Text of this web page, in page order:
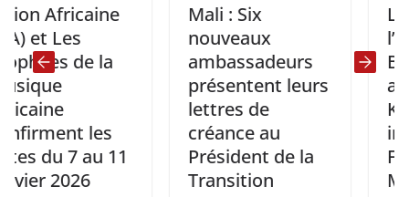
Les
de la
les
7 au 11
Mali : Six
nouveaux
ambassadeurs
présentent leurs
lettres de
créance au
Président de la
Transition
Le
Boji
Forum